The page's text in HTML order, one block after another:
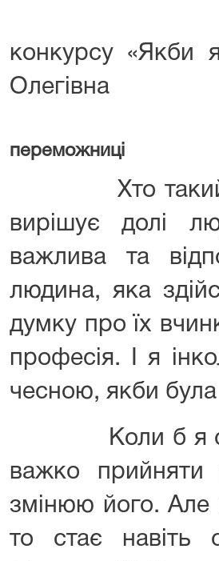
конкурсу «Якби
Олегівна
переможниці
Хто такий
вирішує долі
важлива та
людина, яка
думку про їх
професія. І я
чесною, якби
Коли б я
важко
змінюю його. Але
то стає навіть